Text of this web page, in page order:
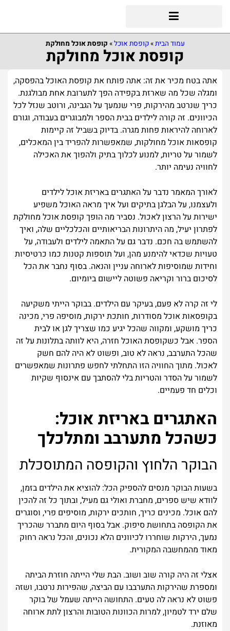
עמוד הבית»קופסת אוכל» קופסת אוכל מחולקת
קופסת אוכל מחולקת
אתה בטח מכיר את זה: אתה פותח את קופסת האוכל בהפסקה,
ומגלה שכל מה שארזת בקפידה הפך לתערובת אחת מבולגנת.
כריך שנרטב מהירקות, פרי שנמעך על הגבינה, ורוטב שנזל לכל
הכיוונים. זה קורה לילדים בבית הספר ולמבוגרים בעבודה, וגורם
לארוחה להיראות פחות מגרה. בדיוק בשביל זה קיימות
קופסאות אוכל מחולקות, שמאפשרות להפריד בין המאכלים,
לשמור על טריות, למנוע לכלוך בתיק ולהפוך את האכילה
לחוויה נעימה יותר.
לאורך המאמר נדבר על האתגרים באריזת אוכל לילדים
ולעצמנו, על הבלגן בתיקים ועל איך מראה האוכל משפיע
ישירות על הרצון לאכול. נסביר מה הופך קופסת אוכל מחולקת
לפתרון יעיל, מה היתרונות הבריאותיים והכלכליים שלה, ואיך
להשתמש בה חכם. נדבר גם על התאמה לילדים ולעבודה, על
טעויות שכדאי להימנע מהן, ועל תוספות קטנות כמו כרטיסיות
וחידות שמוסיפות לארוחה עניין והנאה. בסוף נחבר את הכל
לסיכום ברור וקריאה פשוטה ליישום ביומיום.
לי זה קרה לא פעם, בעיקר עם הילדים. בבוקר הייתי משקיעה
בקופסאות אוכל מסודרות, חותכת ירקות, מוסיפה פרי, מכינה
כריך מושקע, ומקווה שהכל יגיע כמו שצריך לגן או לבית
הספר. אבל כשקופסת האוכל חזרה, היא לוותה בתלונות על זה
שהכל התערבב, נראה לא טוב, ופשוט לא היה להם חשק
לאכול. מתוך החוויה הזו התחלתי לחפש פתרונות שמאפשרים
לשמור על הסדר והטריות בלי להסתבך עם אינסוף שקיות
וכלים חד פעמיים.
האתגרים באריזת אוכל:
כשהכל מתערבב ומתלכלך
הבוקר הלחוץ והקופסה המתוסכלת
בשעות הבוקר מנסים להספיק הכל: להוציא את הילדים בזמן,
לוודא שיש ספרים, מחברת ואולי גם מעיל, ובתוך כל זה להכין
להם אוכל. מכינים כריך, חותכים ירקות, מוסיפים פרי, וסוגרים
את הקופסה בתחושת סיפוק. אבל בסוף היום מתברר שהכריך
נמעך, הירקות שוחררו לכיוונים הלא נכונים, והכל נראה רחוק
מאוד מהמחשבה המקורית.
אצלי זה היה קורה שוב ושוב. הבת שלי הייתה חוזרת הביתה
ומספרת שהירקות התערבבו עם הביצה, שהפירות נרטבו, ושזה
פשוט לא נראה לה טעים. התחושה הייתה שעמל של בוקר
שלם ירד לטמיון, למרות הכוונות הטובות והרצון לתת ארוחה
מאוזנת.